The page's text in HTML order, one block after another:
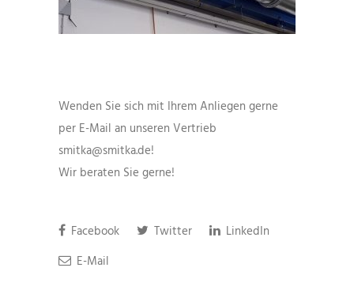
Wenden Sie sich mit Ihrem Anliegen gerne
per E-Mail an unseren Vertrieb
smitka@smitka.de!
Wir beraten Sie gerne!
Facebook Twitter
LinkedIn
E-Mail